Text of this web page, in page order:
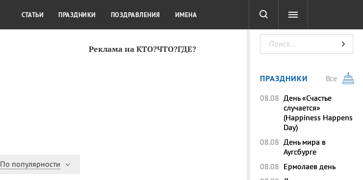
По популярности
Реклама на КТО?ЧТО?ГДЕ?
КУЛЬТУРА КРАСОТА ТЕСТЫ
СТАТЬИ ПРАЗДНИКИ ПОЗДРАВЛЕНИЯ ИМЕНА
ПРАЗДНИКИ
Все
08.08 День «Счастье
случается»
(Happiness Happens
Day)
08.08 День мира в
Аугсбурге
08.08 Ермолаев день